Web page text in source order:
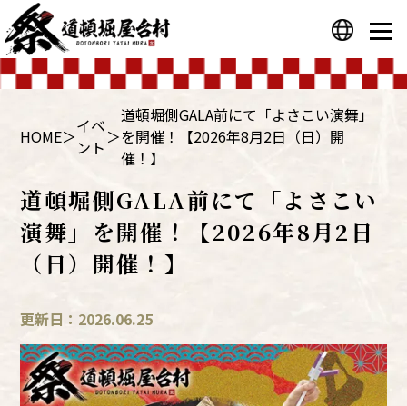
HOME＞イベ
ント ＞
道頓堀側GALA前にて「よさこい演舞」
を開催！【2026年8月2日（日）開
催！】
道頓堀側GALA前にて「よさこい
演舞」を開催！【2026年8月2日
（日）開催！】
更新日：2026.06.25